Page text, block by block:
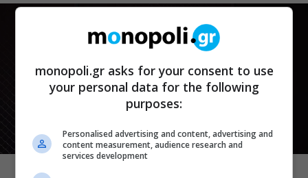
ΘΕΑΤΡΙΚΑ ΝΕΑ
Μια άλλη Θήβα: Σε ποια αθηναϊκά
monopoli.gr asks for your consent to use
your personal data for the following
purposes:
Personalised advertising and content, advertising and
content measurement, audience research and
services development